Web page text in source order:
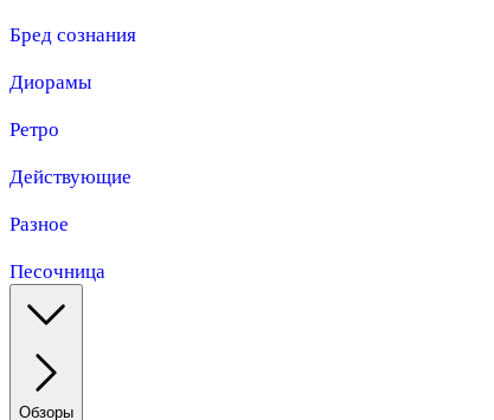
Бред сознания
Диорамы
Ретро
Действующие
Разное
Песочница
Обзоры